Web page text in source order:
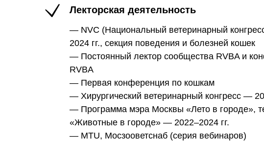
Лекторская деятельность
— NVC (Национальный ветеринарный
2024 гг., секция поведения и болезней кошек
— Постоянный лектор сообщества RVBA и
RVBA
— Первая конференция по кошкам
— Хирургический ветеринарный конгресс —
— Программа мэра Москвы «Лето в городе»,
«Животные в городе» — 2022–2024 гг.
— MTU, Мосзооветснаб (серия вебинаров)